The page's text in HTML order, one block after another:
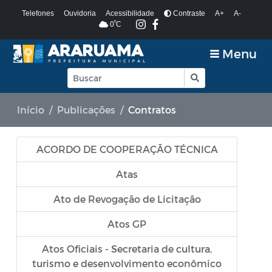
Telefones Ouvidoria Acessibilidade Contraste A+
A-
0ºC
Menu
Início Publicações Contratos
ACORDO DE COOPERAÇÃO TÉCNICA
Atas
Ato de Revogação de Licitação
Atos GP
Atos Oficiais - Secretaria de cultura,
turismo e desenvolvimento econômico